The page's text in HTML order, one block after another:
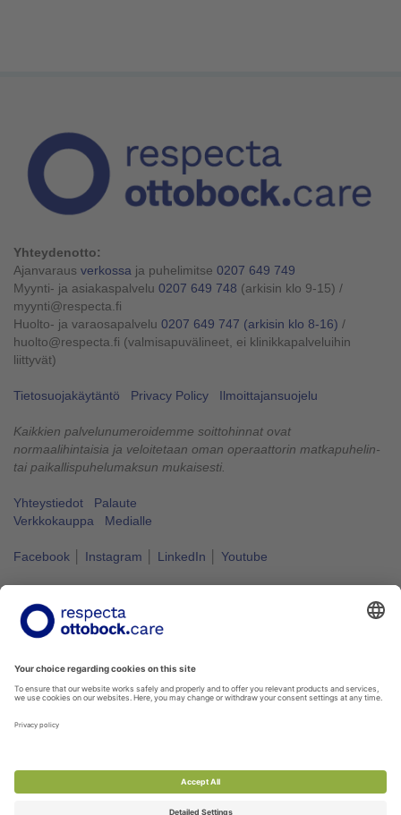
Yhteydenotto:
Ajanvaraus verkossa ja puhelimitse 0207 649 749
Myynti- ja asiakaspalvelu 0207 649 748 (arkisin klo 9-15) /
myynti@respecta.fi
Huolto- ja varaosapalvelu 0207 649 747 (arkisin klo 8-16) /
huolto@respecta.fi (valmisapuvälineet, ei klinikkapalveluihin
liittyvät)
Tietosuojakäytäntö Privacy Policy Ilmoittajansuojelu
Kaikkien palvelunumeroidemme soittohinnat ovat
normaalihintaisia ja veloitetaan oman operaattorin matkapuhelin-
tai paikallispuhelumaksun mukaisesti.
Yhteystiedot
Palaute
Verkkokauppa
Medialle
Facebook Instagram LinkedIn Youtube
Vapaus liikkua kuuluu kaikille.
#VapausLiikkua